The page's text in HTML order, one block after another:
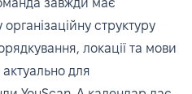
структуру
локації та мови
для